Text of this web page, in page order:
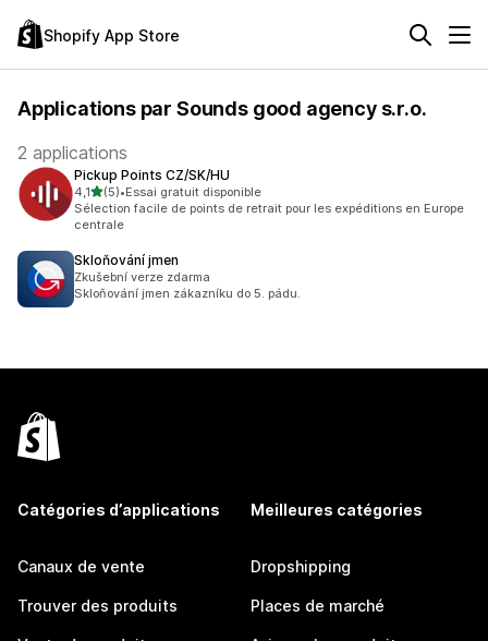
Shopify App Store
Applications par Sounds good agency s.r.o.
2 applications
Pickup Points CZ/SK/HU
4,1étoile(s) sur 5
(5)
5 avis au total
•Essai gratuit disponible
Sélection facile de points de retrait pour les expéditions en Europe
centrale
Skloňování jmen
Zkušební verze zdarma
Skloňování jmen zákazníku do 5. pádu.
Catégories d’applications
Canaux de vente
Trouver des produits
Meilleures catégories
Dropshipping
Places de marché